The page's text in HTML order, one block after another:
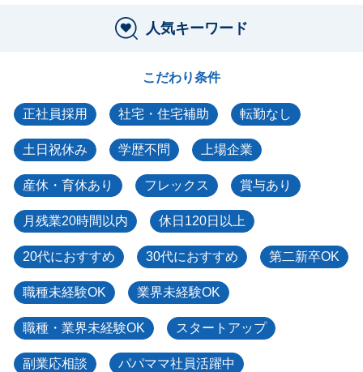
人気キーワード
こだわり条件
正社員採用 社宅・住宅補助 転勤なし
土日祝休み 学歴不問 上場企業
産休・育休あり フレックス 賞与あり
月残業20時間以内 休日120日以上
20代におすすめ 30代におすすめ 第二新卒OK
職種未経験OK 業界未経験OK
職種・業界未経験OK スタートアップ
副業応相談 パパママ社員活躍中